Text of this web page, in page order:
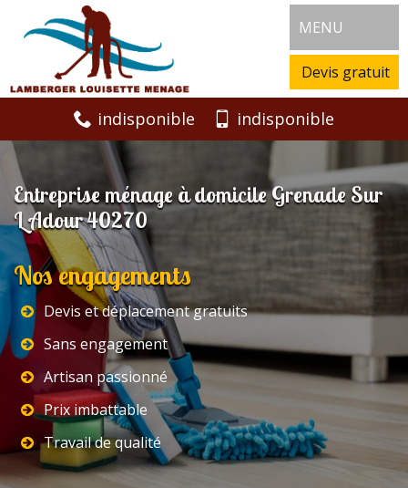
MENU
Devis gratuit
indisponible indisponible
Entreprise ménage à domicile Grenade Sur
L Adour 40270
Nos engagements
Devis et déplacement gratuits
Sans engagement
Artisan passionné
Prix imbattable
Travail de qualité